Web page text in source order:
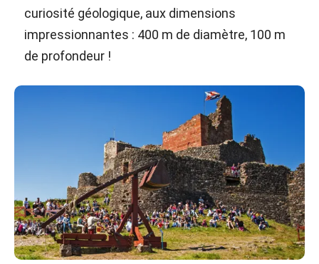
curiosité géologique, aux dimensions
impressionnantes : 400 m de diamètre, 100 m
de profondeur !